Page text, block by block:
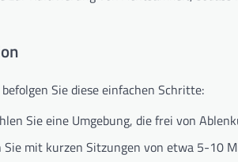
Sie diese einfachen Schritte:
Sie eine Umgebung, die frei von
Sie mit kurzen Sitzungen von etwa 5-10